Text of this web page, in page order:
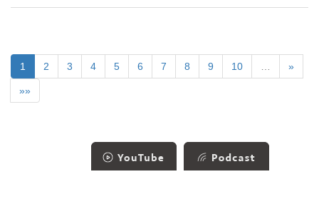
1 2 3 4 5 6 7 8 9 10 »
»»